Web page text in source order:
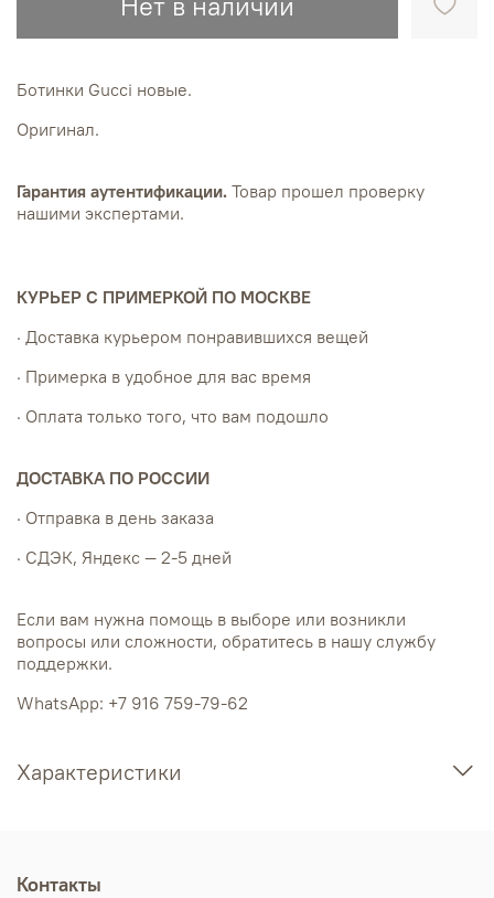
Ботинки Gucci новые.
Оригинал.
Гарантия аутентификации. Товар прошел проверку
нашими экспертами.
КУРЬЕР С ПРИМЕРКОЙ ПО МОСКВЕ
· Доставка курьером понравившихся вещей
· Примерка в удобное для вас время
· Оплата только того, что вам подошло
ДОСТАВКА ПО РОССИИ
· Отправка в день заказа
· СДЭК, Яндекс — 2-5 дней
Если вам нужна помощь в выборе или возникли
вопросы или сложности, обратитесь в нашу службу
поддержки.
WhatsApp: +7 916 759-79-62
Характеристики
Контакты